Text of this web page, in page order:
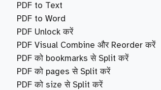
PDF to Text
PDF to Word
PDF Unlock करें
PDF Visual Combine और Reorder करें
PDF को bookmarks से Split करें
PDF को pages से Split करें
PDF को size से Split करें